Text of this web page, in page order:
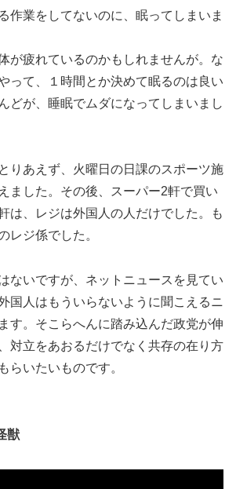
作業をしてないのに、眠ってしまいま
が疲れているのかもしれませんが。な
って、１時間とか決めて眠るのは良い
どが、睡眠でムダになってしまいまし
りあえず、火曜日の日課のスポーツ施
ました。その後、スーパー2軒で買い
は、レジは外国人の人だけでした。も
レジ係でした。
ないですが、ネットニュースを見てい
国人はもういらないように聞こえるニ
す。そこらへんに踏み込んだ政党が伸
対立をあおるだけでなく共存の在り方
らいたいものです。
獣